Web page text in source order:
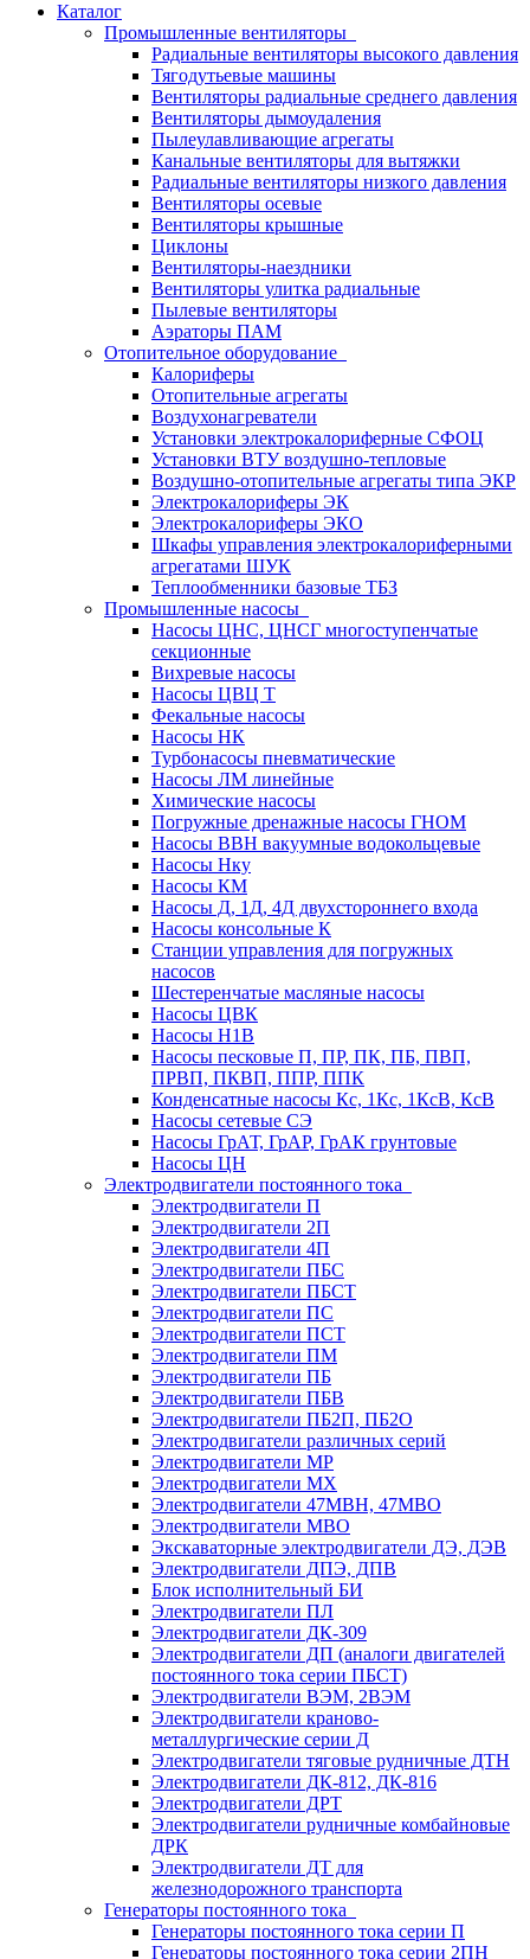
Каталог
Промышленные вентиляторы
Радиальные вентиляторы высокого давления
Тягодутьевые машины
Вентиляторы радиальные среднего давления
Вентиляторы дымоудаления
Пылеулавливающие агрегаты
Канальные вентиляторы для вытяжки
Радиальные вентиляторы низкого давления
Вентиляторы осевые
Вентиляторы крышные
Циклоны
Вентиляторы-наездники
Вентиляторы улитка радиальные
Пылевые вентиляторы
Аэраторы ПАМ
Отопительное оборудование
Калориферы
Отопительные агрегаты
Воздухонагреватели
Установки электрокалориферные СФОЦ
Установки ВТУ воздушно-тепловые
Воздушно-отопительные агрегаты типа ЭКР
Электрокалориферы ЭК
Электрокалориферы ЭКО
Шкафы управления электрокалориферными
агрегатами ШУК
Теплообменники базовые ТБЗ
Промышленные насосы
Насосы ЦНС, ЦНСГ многоступенчатые
секционные
Вихревые насосы
Насосы ЦВЦ Т
Фекальные насосы
Насосы НК
Турбонасосы пневматические
Насосы ЛМ линейные
Химические насосы
Погружные дренажные насосы ГНОМ
Насосы ВВН вакуумные водокольцевые
Насосы Нку
Насосы КМ
Насосы Д, 1Д, 4Д двухстороннего входа
Насосы консольные К
Станции управления для погружных
насосов
Шестеренчатые масляные насосы
Насосы ЦВК
Насосы Н1В
Насосы песковые П, ПР, ПК, ПБ, ПВП,
ПРВП, ПКВП, ППР, ППК
Конденсатные насосы Кс, 1Кс, 1КсВ, КсВ
Насосы сетевые СЭ
Насосы ГрАТ, ГрАР, ГрАК грунтовые
Насосы ЦН
Электродвигатели постоянного тока
Электродвигатели П
Электродвигатели 2П
Электродвигатели 4П
Электродвигатели ПБС
Электродвигатели ПБСТ
Электродвигатели ПС
Электродвигатели ПСТ
Электродвигатели ПМ
Электродвигатели ПБ
Электродвигатели ПБВ
Электродвигатели ПБ2П, ПБ2О
Электродвигатели различных серий
Электродвигатели МР
Электродвигатели MX
Электродвигатели 47MBH, 47МВО
Электродвигатели MBO
Экскаваторные электродвигатели ДЭ, ДЭВ
Электродвигатели ДПЭ, ДПВ
Блок исполнительный БИ
Электродвигатели ПЛ
Электродвигатели ДК-309
Электродвигатели ДП (аналоги двигателей
постоянного тока серии ПБСТ)
Электродвигатели ВЭМ, 2ВЭМ
Электродвигатели краново-
металлургические серии Д
Электродвигатели тяговые рудничные ДТН
Электродвигатели ДК-812, ДК-816
Электродвигатели ДРТ
Электродвигатели рудничные комбайновые
ДРК
Электродвигатели ДТ для
железнодорожного транспорта
Генераторы постоянного тока
Генераторы постоянного тока серии П
Генераторы постоянного тока серии 2ПН